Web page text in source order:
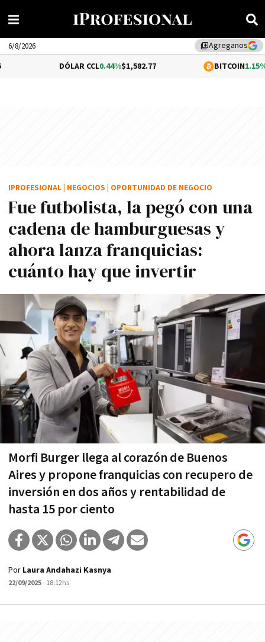
library_addAgreganos
6/8/2026
DÓLAR CCL 0.44%$1,582.77 BITCOIN 1.15%$63,814.80
Fue futbolista, la pegó con una
cadena de hamburguesas y
ahora lanza franquicias:
cuánto hay que invertir
Morfi Burger llega al corazón de Buenos
Aires y propone franquicias con recupero de
inversión en dos años y rentabilidad de
hasta 15 por ciento
IPROFESIONAL NEGOCIOS OPORTUNIDAD DE NEGOCIO
Por Laura Andahazi Kasnya
22/09/2025- 18:12hs